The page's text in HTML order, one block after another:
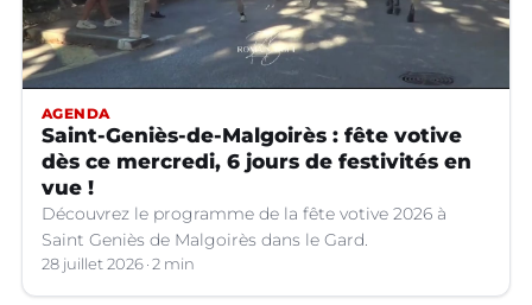
AGENDA
Saint-Geniès-de-Malgoirès : fête votive
dès ce mercredi, 6 jours de festivités en
vue !
Découvrez le programme de la fête votive 2026 à
Saint Geniès de Malgoirès dans le Gard.
28 juillet 2026 2 min